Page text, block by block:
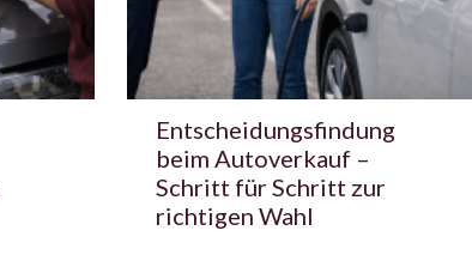
Entscheidungsfindung
beim Autoverkauf –
Schritt für Schritt zur
richtigen Wahl